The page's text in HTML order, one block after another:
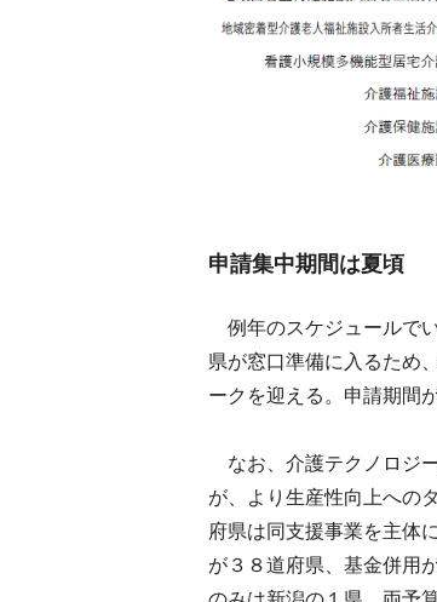
申請集中期間は夏頃
例年のスケジュールで
県が窓口準備に入るため
ークを迎える。申請期間
なお、介護テクノロジ
が、より生産性向上への
府県は同支援事業を主体
が３８道府県、基金併用